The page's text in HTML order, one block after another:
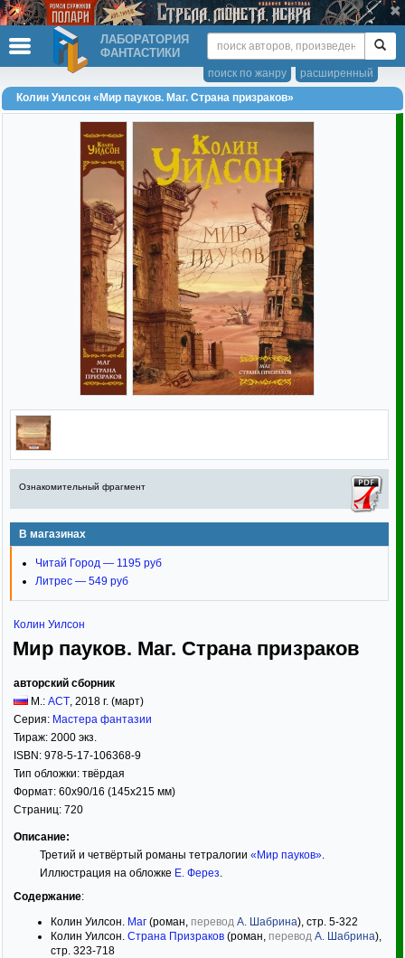
ЛАБОРАТОРИЯ
ФАНТАСТИКИ
расширенный
поиск по жанру
Колин Уилсон «Мир пауков. Маг. Страна призраков»
Ознакомительный фрагмент
В магазинах
Читай Город — 1195 руб
Литрес — 549 руб
Колин Уилсон
Мир пауков. Маг. Страна призраков
авторский сборник
М.: АСТ, 2018 г. (март)
Серия: Мастера фантазии
Тираж: 2000 экз.
ISBN: 978-5-17-106368-9
Тип обложки: твёрдая
Формат: 60x90/16 (145x215 мм)
Страниц: 720
Описание:
Третий и четвёртый романы тетралогии «Мир пауков».
Иллюстрация на обложке Е. Ферез.
Содержание:
Колин Уилсон. Маг (роман, перевод А. Шабрина), стр. 5-322
Колин Уилсон. Страна Призраков (роман, перевод А. Шабрина),
стр. 323-718